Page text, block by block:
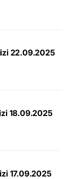
22.09.2025
18.09.2025
17.09.2025